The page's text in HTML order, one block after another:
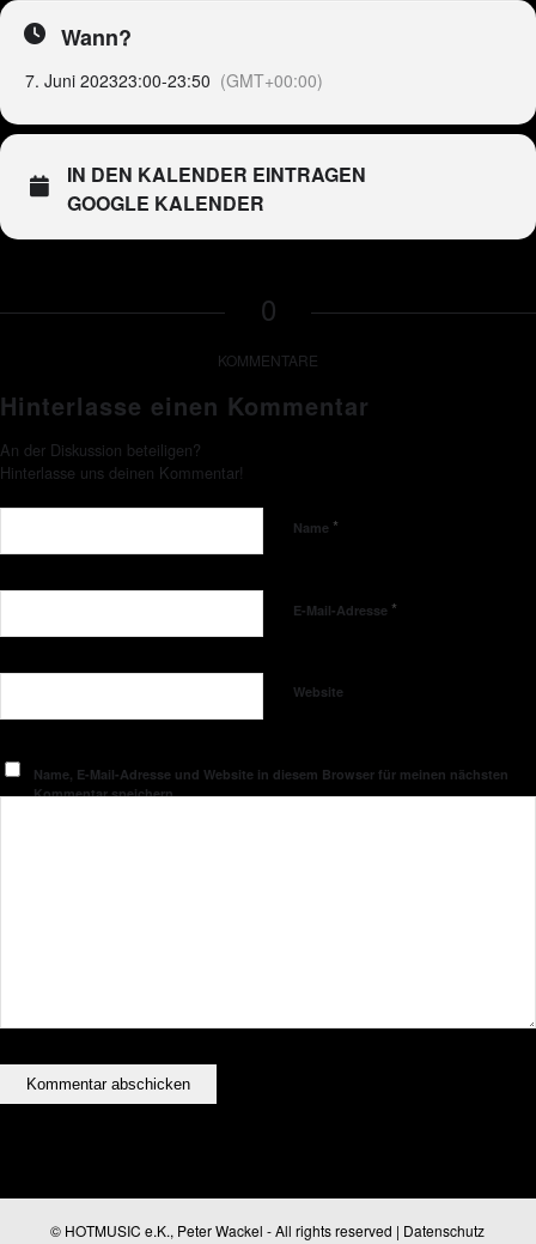
Wann?
7. Juni 202323:00-23:50 (GMT+00:00)
IN DEN KALENDER EINTRAGEN
GOOGLE KALENDER
0
KOMMENTARE
Hinterlasse einen Kommentar
An der Diskussion beteiligen?
Hinterlasse uns deinen Kommentar!
Name *
E-Mail-Adresse *
Website
Name, E-Mail-Adresse und Website in diesem Browser für meinen nächsten
Kommentar speichern.
© HOTMUSIC e.K., Peter Wackel - All rights reserved | Datenschutz